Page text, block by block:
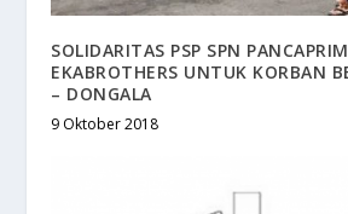
SOLIDARITAS PSP SPN
EKABROTHERS UNTUK KORBAN
– DONGALA
9 Oktober 2018